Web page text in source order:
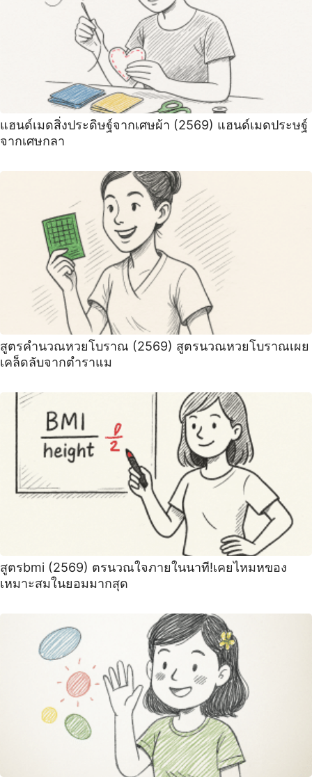
แฮนด์เมดสิ่งประดิษฐ์จากเศษผ้า (2569) แฮนด์เมดประษฐ์
จากเศษกลา
สูตรคำนวณหวยโบราณ (2569) สูตรนวณหวยโบราณเผย
เคล็ดลับจากตำราแม
สูตรbmi (2569) ตรนวณใจภายในนาที!เคยไหมหของ
เหมาะสมในยอมมากสุด